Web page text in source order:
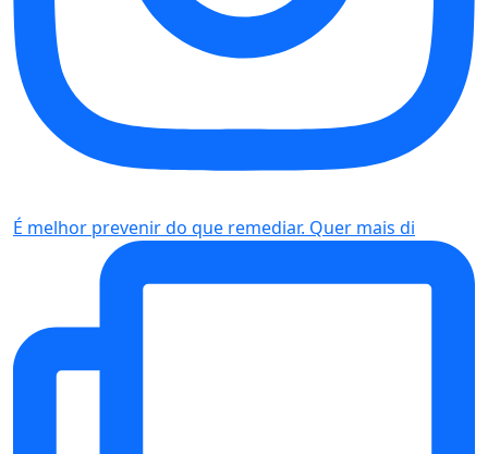
É melhor prevenir do que remediar. Quer mais di